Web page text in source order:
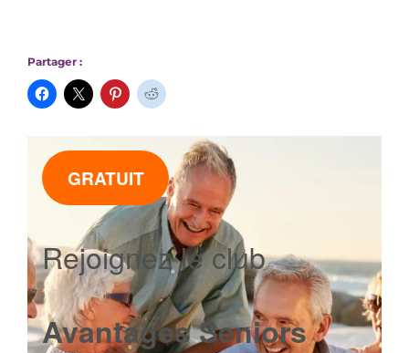
Partager :
GRATUIT
Rejoignez le club
Avantages Seniors